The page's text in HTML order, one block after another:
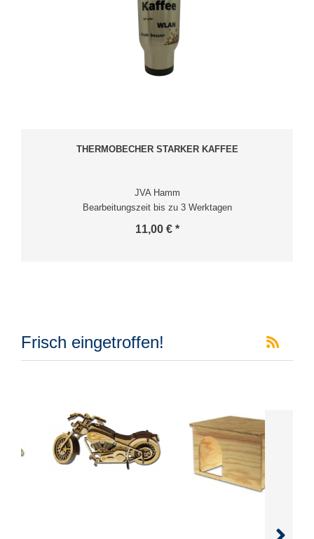
THERMOBECHER STARKER KAFFEE
JVA Hamm
Bearbeitungszeit bis zu 3 Werktagen
11,00 € *
Frisch eingetroffen!